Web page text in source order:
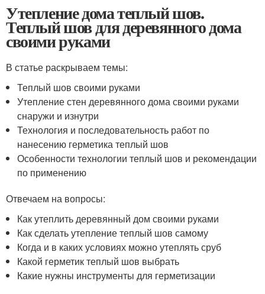
Утепление дома теплый шов.
Теплый шов для деревянного дома
своими руками
В статье раскрываем темы:
Теплый шов своими руками
Утепление стен деревянного дома своими руками
снаружи и изнутри
Технология и последовательность работ по
нанесению герметика теплый шов
Особенности технологии теплый шов и рекомендации
по применению
Отвечаем на вопросы:
Как утеплить деревянный дом своими руками
Как сделать утепление теплый шов самому
Когда и в каких условиях можно утеплять сруб
Какой герметик теплый шов выбрать
Какие нужны инструменты для герметизации